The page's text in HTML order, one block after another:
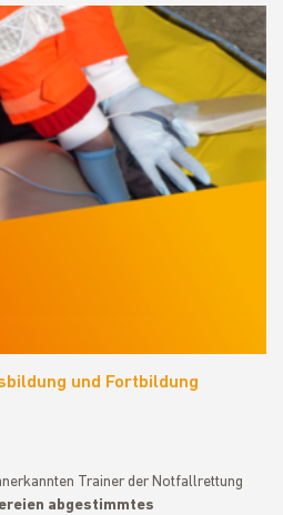
und Fortbildung
Trainer der Notfallrettung
abgestimmtes